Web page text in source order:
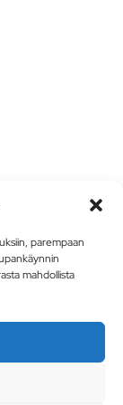
parempaan
mahdollista